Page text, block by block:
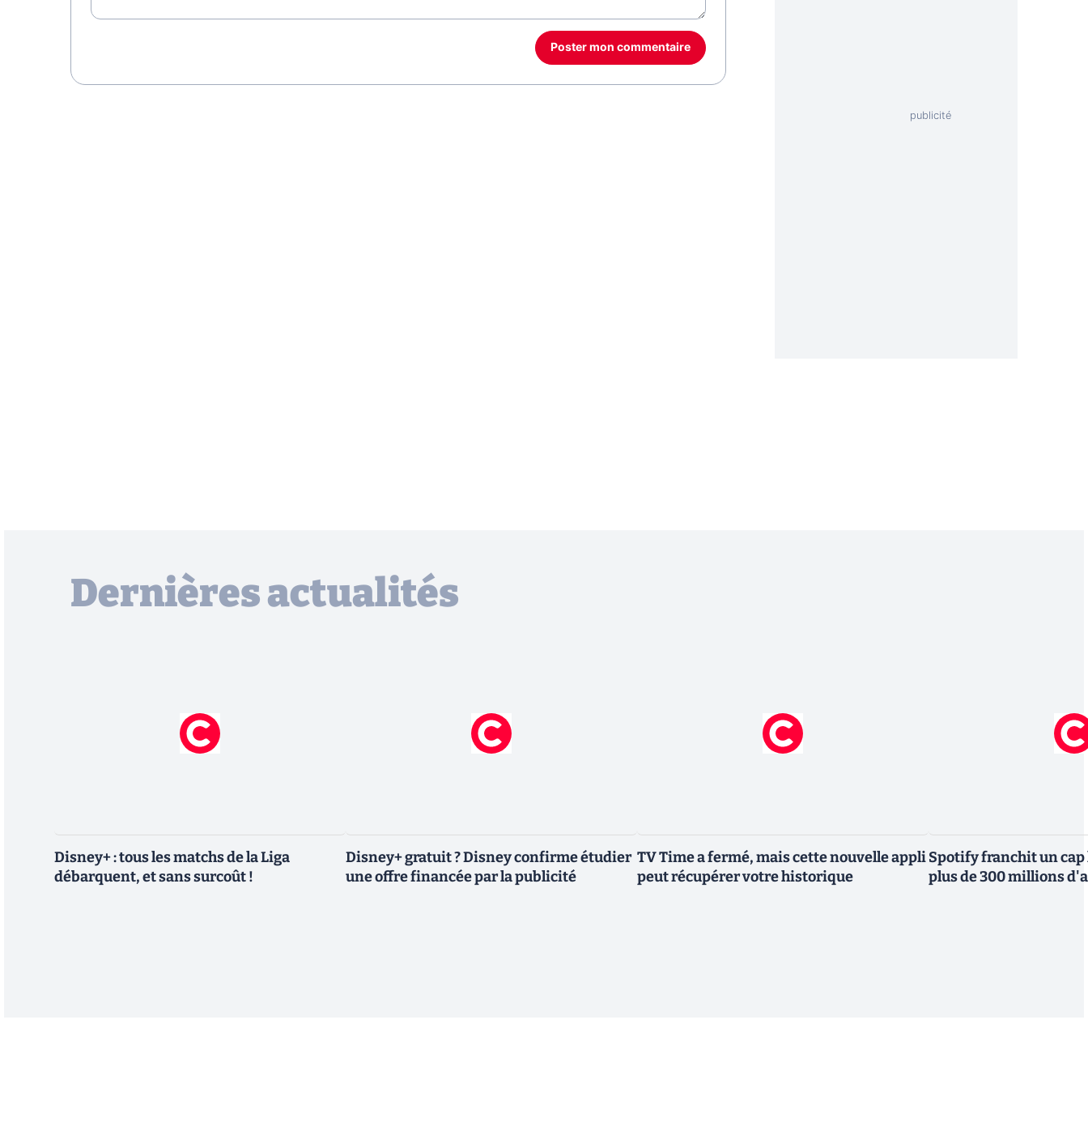
Poster mon commentaire
Dernières actualités
Disney+ : tous les matchs de la Liga
débarquent, et sans surcoût !
Disney+ gratuit ? Disney confirme étudier
une offre financée par la publicité
TV Time a fermé, mais cette nouvelle appli
peut récupérer votre historique
Spotify franchit un
plus de 300 millions